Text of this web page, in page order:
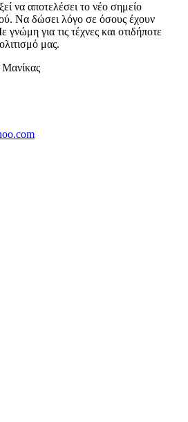
να αποτελέσει το νέο σημείο
Να δώσει λόγο σε όσους έχουν
για τις τέχνες και οτιδήποτε
μας.
Μανίκας